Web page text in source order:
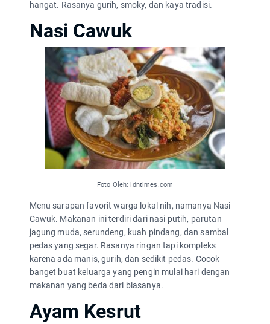
hangat. Rasanya gurih, smoky, dan kaya tradisi.
Nasi Cawuk
Foto Oleh: idntimes.com
Menu sarapan favorit warga lokal nih, namanya Nasi
Cawuk. Makanan ini terdiri dari nasi putih, parutan
jagung muda, serundeng, kuah pindang, dan sambal
pedas yang segar. Rasanya ringan tapi kompleks
karena ada manis, gurih, dan sedikit pedas. Cocok
banget buat keluarga yang pengin mulai hari dengan
makanan yang beda dari biasanya.
Ayam Kesrut